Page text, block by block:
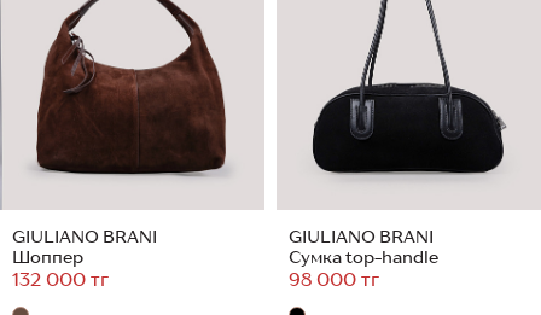
GIULIANO BRANI
Шоппер
132 000 тг
GIULIANO BRANI
Сумка top-handle
98 000 тг